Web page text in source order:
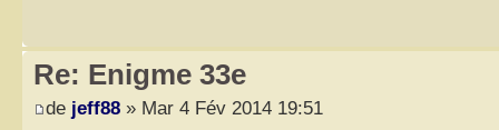
Re: Enigme 33e
de jeff88 » Mar 4 Fév 2014 19:51